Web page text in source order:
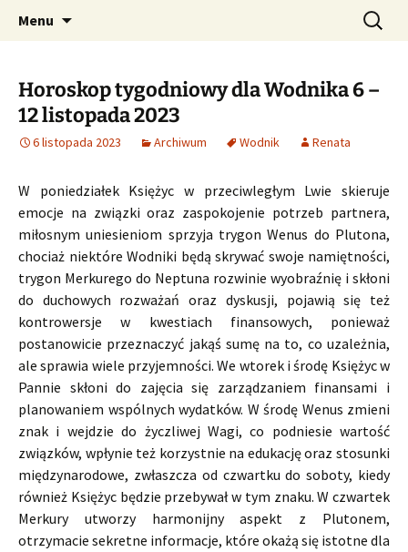
CzaroMarowy horoskop
dzienny, miesięczny i
tygodniowy
Profesjonalne przepowiednie astrologiczne
Menu Szukaj:
Horoskop tygodniowy dla Wodnika 6 –
12 listopada 2023
6 listopada 2023 Archiwum Wodnik Renata
W poniedziałek Księżyc w przeciwległym Lwie skieruje
emocje na związki oraz zaspokojenie potrzeb partnera,
miłosnym uniesieniom sprzyja trygon Wenus do Plutona,
chociaż niektóre Wodniki będą skrywać swoje namiętności,
trygon Merkurego do Neptuna rozwinie wyobraźnię i skłoni
do duchowych rozważań oraz dyskusji, pojawią się też
kontrowersje w kwestiach finansowych, ponieważ
postanowicie przeznaczyć jakąś sumę na to, co uzależnia,
ale sprawia wiele przyjemności. We wtorek i środę Księżyc w
Pannie skłoni do zajęcia się zarządzaniem finansami i
planowaniem wspólnych wydatków. W środę Wenus zmieni
znak i wejdzie do życzliwej Wagi, co podniesie wartość
związków, wpłynie też korzystnie na edukację oraz stosunki
międzynarodowe, zwłaszcza od czwartku do soboty, kiedy
również Księżyc będzie przebywał w tym znaku. W czwartek
Merkury utworzy harmonijny aspekt z Plutonem,
otrzymacie sekretne informacje, które okażą się istotne dla